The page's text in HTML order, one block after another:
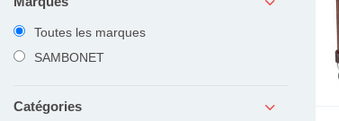
Toutes les marques
SAMBONET
Catégories